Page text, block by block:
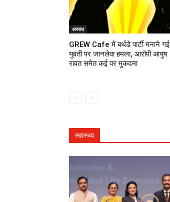
अपराध
GREW Cafe में बर्थडे पार्टी मनाने गई
युवती पर जानलेवा हमला, आरोपी आयुष
रावत समेत कई पर मुकदमा
स्वास्थ्य